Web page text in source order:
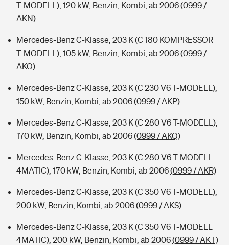
T-MODELL), 120 kW, Benzin, Kombi, ab 2006(0999 /
AKN)
Mercedes-Benz C-Klasse, 203 K (C 180 KOMPRESSOR
T-MODELL), 105 kW, Benzin, Kombi, ab 2006(0999 /
AKO)
Mercedes-Benz C-Klasse, 203 K (C 230 V6 T-MODELL),
150 kW, Benzin, Kombi, ab 2006(0999 / AKP)
Mercedes-Benz C-Klasse, 203 K (C 280 V6 T-MODELL),
170 kW, Benzin, Kombi, ab 2006(0999 / AKQ)
Mercedes-Benz C-Klasse, 203 K (C 280 V6 T-MODELL
4MATIC), 170 kW, Benzin, Kombi, ab 2006(0999 / AKR)
Mercedes-Benz C-Klasse, 203 K (C 350 V6 T-MODELL),
200 kW, Benzin, Kombi, ab 2006(0999 / AKS)
Mercedes-Benz C-Klasse, 203 K (C 350 V6 T-MODELL
4MATIC), 200 kW, Benzin, Kombi, ab 2006(0999 / AKT)